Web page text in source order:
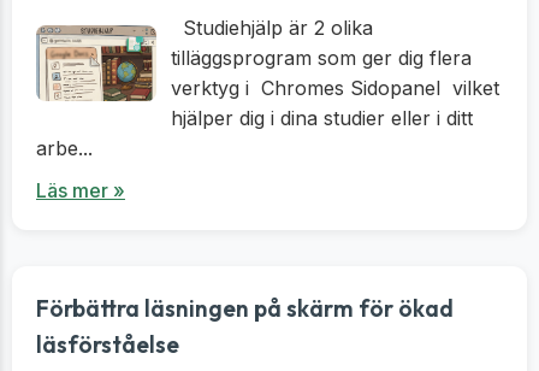
Studiehjälp är 2 olika
tilläggsprogram som ger dig flera
verktyg i Chromes Sidopanel vilket
hjälper dig i dina studier eller i ditt
arbe...
Läs mer »
Förbättra läsningen på skärm för ökad
läsförståelse